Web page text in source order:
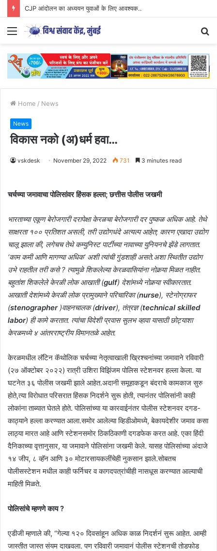
CJP आंदोलन का अध्ययन युवाओं के लिए आवश्यक..
Menu
Home / News
News
विकास नको (अ)धर्म हवा…
vskdesk November 29, 2022 731 3 minutes read
चर्चच्या जमावाचा पोलिसांवर हिंसक हल्ला; छत्तीस पोलीस जखमी
भारताच्या एकूण बेरोजगारी दरापेक्षा केरळचा बेरोजगारी दर पुष्कळ अधिक आहे. तेथे
साक्षरता १०० प्रतिशत असली, तरी उद्योगधंदे अत्यल्प आहेत; कारण एखादा उद्योग
चालू झाला की, लगेचच तेथे कम्युनिस्ट पार्टीच्या नावाच्या युनियनचे झेंडे लागतात.
‘काम कमी आणि मागण्या अधिक’ अशी त्यांची गुंडशाही असते.अशा स्थितीत उद्योग
उभे राहतील तरी कसे ? त्यामुळे शिकलेल्या केरळवासियांना नोकर्‍या मिळत नाहीत.
बहुतांश शिकलेले केरळी लोक आखाती (gulf) देशांमध्ये नोकर्‍या स्वीकारतात.
आखाती देशांमध्ये केरळी लोक प्रामुख्याने परिचारिका (nurse), स्टेनोग्राफर
(stenographer )वाहनचालक (driver), तंत्रज्ञ (technical skilled
labor) ही कामे करतात. त्यांचा विदेशी प्रवास सुलभ व्हावा यासाठी छोट्याशा
केरळमध्ये ४ आंतरराष्ट्रीय विमानतळे आहेत.
केरळमधील लॅटिन कॅथोलिक चर्चच्या नेतृत्वाखाली ख्रिश्चनांच्या जमावाने रविवारी
(२७ ऑक्टोबर २०२२) रात्री उशिरा विझिंजम पोलिस स्टेशनवर हल्ला केला. या
घटनेत ३६ पोलीस जखमी झाले आहेत.अदानी समूहाकडून बंदराचे कामकाज सुरु
होते,त्या विरोधात परिसरात हिंसक निदर्शने सुरू होती, त्यानंतर पोलिसांनी काही
लोकांना ताब्यात घेतले होते. पोलिसांच्या या कारवाईनंतर पोलीस स्टेशनवर दगड-
काठ्याने हल्ला करण्यात आला.समोर आलेल्या व्हिडीओमध्ये, बेकायदेशीर जमाव कसा
लाठ्या मारत आहे आणि स्टेशनसमोर ठिकठिकाणी दगडफेक करत आहे. एका हिंदी
दैनिकाच्या वृत्तानुसार, या जमावाने पोलिसांना जखमी केले. यासह पोलिसांच्या अंदाजे
१४ जीप, ८ व्हॅन आणि ३० मोटारसायकलींचेही नुकसान झाले.सोबतच
पोलीसस्टेशन मधील काही फर्निचर व कागदपत्रांचीही नासधूस करण्यात आल्याची
माहिती मिळते.
पोलिसांचे म्हणणे काय ?
एडीजी म्हणाले की, “गेल्या १२० दिवसांहून अधिक काळ निदर्शनं सुरू आहेत. आम्ही
जास्तीत जास्त संयम दाखवला. पण रविवारी जमावानं पोलीस स्टेशनची तोडफोड